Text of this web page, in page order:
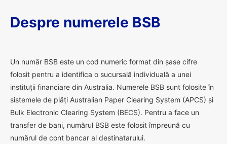
Despre numerele BSB
Un număr BSB este un cod numeric format din șase cifre
folosit pentru a identifica o sucursală individuală a unei
instituții financiare din Australia. Numerele BSB sunt folosite în
sistemele de plăți Australian Paper Clearing System (APCS) și
Bulk Electronic Clearing System (BECS). Pentru a face un
transfer de bani, numărul BSB este folosit împreună cu
numărul de cont bancar al destinatarului.